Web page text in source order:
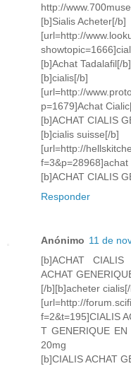
http://
[b]Sialis Acheter[/b]
[url=http://
[b]Achat Tadalafil[/b]
[b]cialis[/b]
[url=http://
p=1679]Achat
[b]ACHAT CIALIS
[b]cialis suisse[/b]
[url=http://
[b]ACHAT CIALIS
Responder
Anónimo 11 de
[b]ACHAT
ACHAT
[/b][b]acheter
[url=http://
f=2&t=195]CIALIS
T GENERIQUE
20mg
[b]CIALIS ACHAT